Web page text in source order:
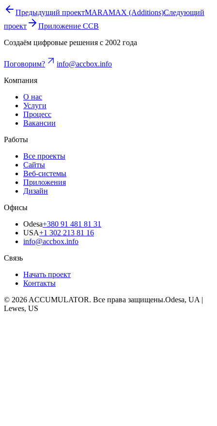
Предыдущий проектMARAMAX (Additions)Следующий
проект
Приложение CCB
Создаём цифровые решения с 2002 года
Поговорим?
info@accbox.info
Компания
О нас
Услуги
Процесс
Вакансии
Работы
Все проекты
Сайты
Веб-системы
Приложения
Дизайн
Офисы
Odesa+380 91 481 81 31
USA+1 302 213 81 16
info@accbox.info
Связь
Начать проект
Контакты
© 2026 ACCUMULATOR. Все права защищены.Odesa, UA |
Lewes, US